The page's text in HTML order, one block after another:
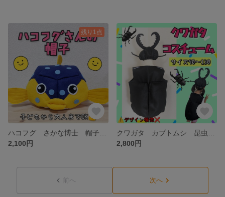
残り1点
2,100円
2,800円
前へ 次へ